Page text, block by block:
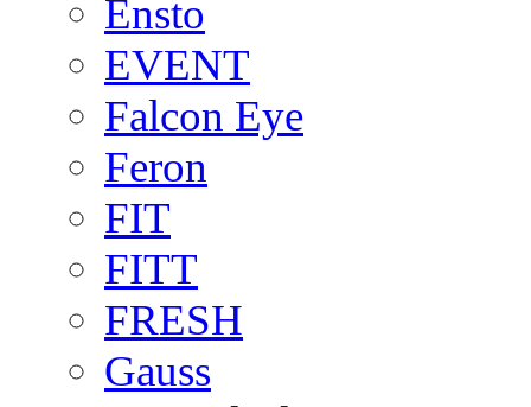
Ensto
EVENT
Falcon Eye
Feron
FIT
FITT
FRESH
Gauss